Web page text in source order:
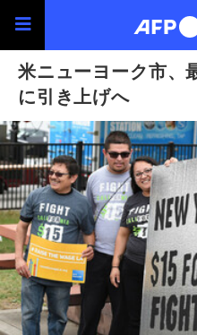
米ニューヨーク市、
に引き上げへ